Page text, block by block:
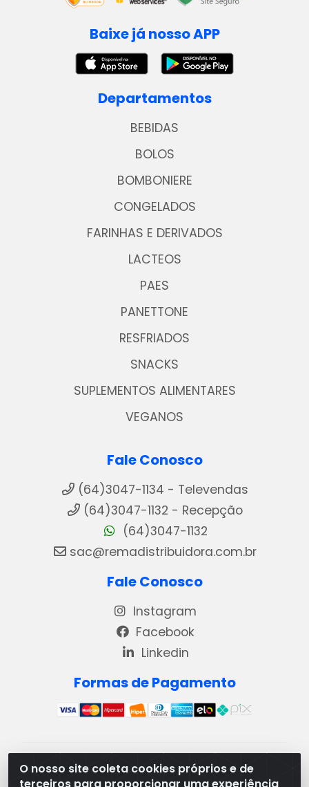
O nosso site coleta cookies próprios e de
Baixe já nosso APP
Departamentos
BEBIDAS
BOLOS
BOMBONIERE
CONGELADOS
FARINHAS E DERIVADOS
LACTEOS
PAES
PANETTONE
RESFRIADOS
SNACKS
SUPLEMENTOS ALIMENTARES
VEGANOS
Fale Conosco
(64)3047-1134 - Televendas
(64)3047-1132 - Recepção
(64)3047-1132
sac@remadistribuidora.com.br
Fale Conosco
Instagram
Facebook
Linkedin
Formas de Pagamento
REMA DISTRIBUIDORA E REPRESENTAÇÕES DE
PRODUTOS LACTEOS LTDA - VIA DPI 6 QD 4 LOTES